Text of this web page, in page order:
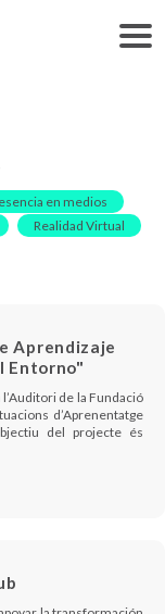
en medios
Realidad Virtual
Aprendizaje
Entorno"
de la Fundació
d’Aprenentatge
del projecte és